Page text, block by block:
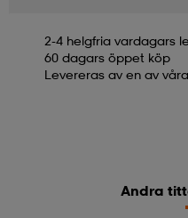
2-4 helgfria vardagars
60 dagars öppet köp
Levereras av en av
Andra